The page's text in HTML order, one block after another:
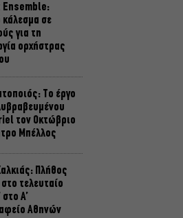
Ensemble:
κάλεσμα σε
για τη
ορχήστρας
Το έργο
τον Οκτώβριο
Μπέλλος
Πλήθος
τελευταίο
στο Α’
Αθηνών